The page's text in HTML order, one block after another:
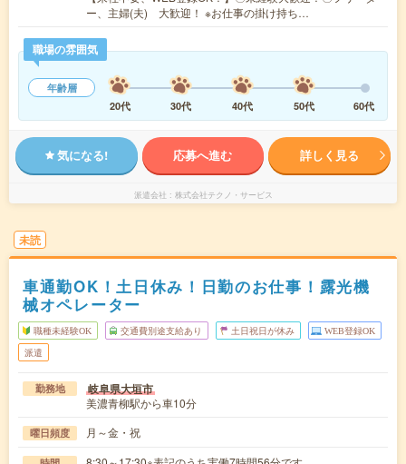
ー、主婦(夫) 大歓迎！ ※お仕事の掛け持ち…
職場の雰囲気
年齢層
20代
30代 40代 50代 60代
気になる! 応募へ進む 詳しく見る
派遣会社 株式会社テクノ・サービス
未読
車通勤OK！土日休み！日勤のお仕事！露光機
械オペレーター
職種未経験OK 交通費別途支給あり 土日祝日が休み WEB登録OK
派遣
勤務地 岐阜県大垣市
美濃青柳駅から車10分
曜日頻度 月～金・祝